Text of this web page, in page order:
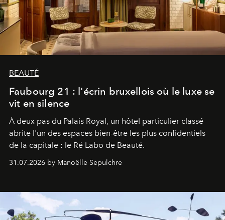
BEAUTÉ
Faubourg 21 : l'écrin bruxellois où le luxe se
vit en silence
À deux pas du Palais Royal, un hôtel particulier classé
abrite l'un des espaces bien-être les plus confidentiels
de la capitale : le Ré Labo de Beauté.
31.07.2026 by Manoëlle Sepulchre